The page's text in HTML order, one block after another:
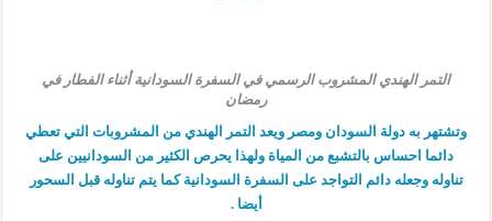
التمر الهندي المشروب الرسمي في السفرة السودانية أثناء الفطار في
رمضان
وتشتهر به دولة السودان ومصر ويعد التمر الهندي من المشروبات التي تعطي
دائما احساس بالتشبع من المياة ولهذا يحرص الكثير من السودانيين على
تناوله وجعله دائم التواجد على السفرة السودانية كما يتم تناوله قبل السحور
أيضا .